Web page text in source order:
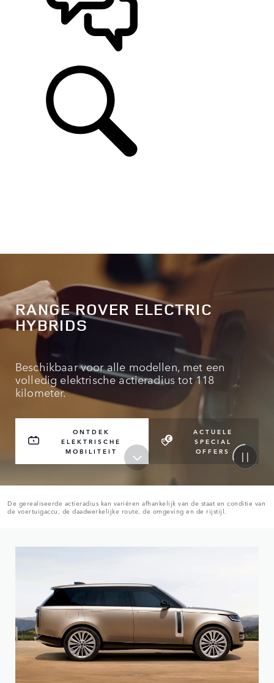
RANGE ROVER ELECTRIC
HYBRIDS
Beschikbaar voor alle modellen, met een
volledig elektrische actieradius tot 118
kilometer.
ONTDEK
ELEKTRISCHE
MOBILITEIT
ACTUELE
SPECIAL
OFFERS
De gerealiseerde actieradius kan variëren afhankelijk van de staat en conditie van
de voertuigaccu, de daadwerkelijke route, de omgeving en de rijstijl.